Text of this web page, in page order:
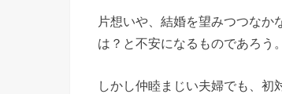
片想いや、結婚を望みつつな
は？と不安になるものであろう。
しかし仲睦まじい夫婦でも、